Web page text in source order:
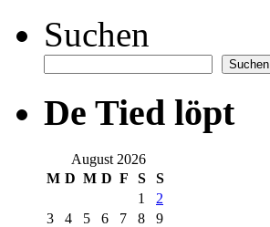
Suchen
Suchen
De Tied löpt
August 2026
M D M D F S
S
1
2
3
4 5 6 7 8
9